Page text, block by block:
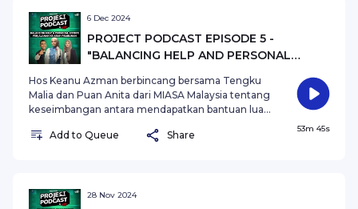
memberikan inspirasi dan panduan untuk
melangkah keluar dari kegelapan menuju
kehidupan yang lebih bermakna.
6 Dec 2024
PROJECT PODCAST EPISODE 5 -
"BALANCING HELP AND PERSONAL
PEMULIHAN"
Hos Keanu Azman berbincang bersama Tengku
Malia dan Puan Anita dari MIASA Malaysia tentang
keseimbangan antara mendapatkan bantuan luar
Episod ini menyelami bagaimana kolaborasi
inspirasi dan panduan berguna untuk melangkah
Add to Queue Share
53m 45s
28 Nov 2024